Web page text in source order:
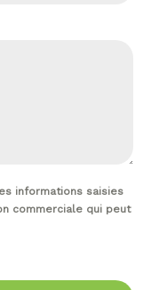
informations saisies
commerciale qui peut